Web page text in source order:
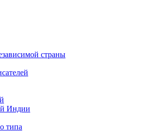
страны
Индии
типа